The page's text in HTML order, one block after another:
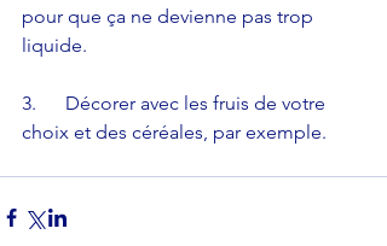
pour que ça ne devienne pas trop
liquide.
3.      Décorer avec les fruis de votre
choix et des céréales, par exemple.